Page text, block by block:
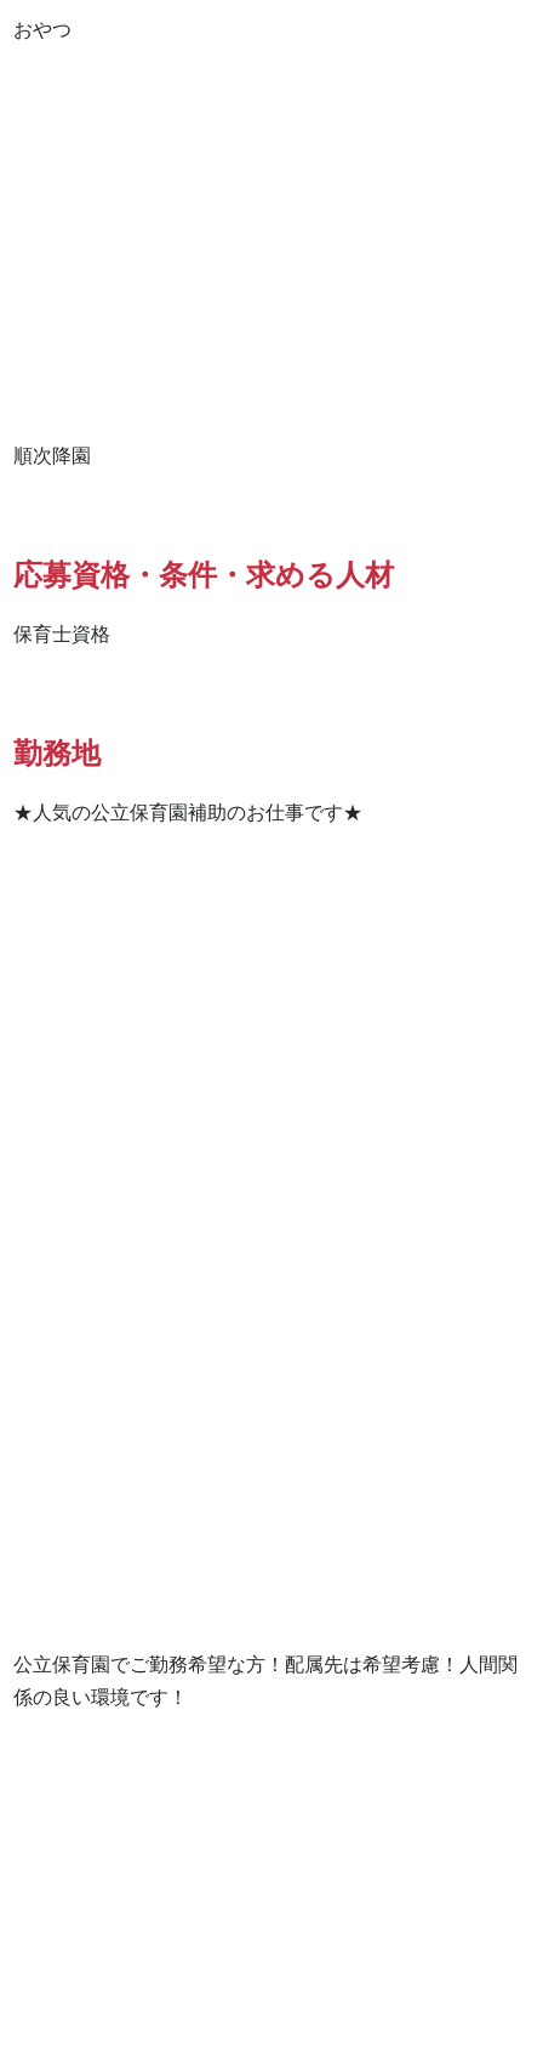
おやつ
順次降園
応募資格・条件・求める人材
保育士資格
勤務地
★人気の公立保育園補助のお仕事です★
公立保育園でご勤務希望な方！配属先は希望考慮！人間関
係の良い環境です！